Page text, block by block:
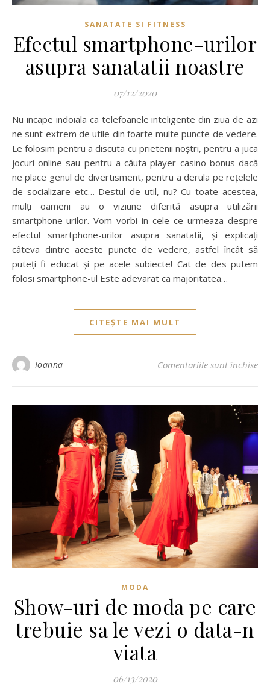
SANATATE SI FITNESS
Efectul smartphone-urilor
asupra sanatatii noastre
07/12/2020
Nu incape indoiala ca telefoanele inteligente din ziua de azi
ne sunt extrem de utile din foarte multe puncte de vedere.
Le folosim pentru a discuta cu prietenii noștri, pentru a juca
jocuri online sau pentru a căuta player casino bonus dacă
ne place genul de divertisment, pentru a derula pe rețelele
de socializare etc… Destul de util, nu? Cu toate acestea,
mulți oameni au o viziune diferită asupra utilizării
smartphone-urilor. Vom vorbi in cele ce urmeaza despre
efectul smartphone-urilor asupra sanatatii, și explicați
câteva dintre aceste puncte de vedere, astfel încât să
puteți fi educat și pe acele subiecte! Cat de des putem
folosi smartphone-ul Este adevarat ca majoritatea…
CITEȘTE MAI MULT
Ioanna Comentariile sunt închise
MODA
Show-uri de moda pe care
trebuie sa le vezi o data-n
viata
06/13/2020